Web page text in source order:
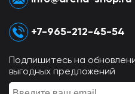
+7-965-212-45-54
Подпишитесь на
выгодных предложений